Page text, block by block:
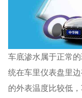
车底渗水属于正常
统在车里仪表盘里
的外表温度比较低